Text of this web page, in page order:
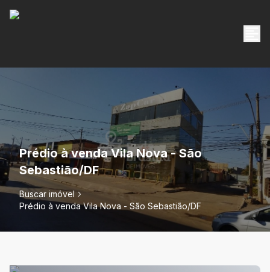
Prédio à venda Vila Nova - São
Sebastião/DF
Buscar imóvel
Prédio à venda Vila Nova - São Sebastião/DF